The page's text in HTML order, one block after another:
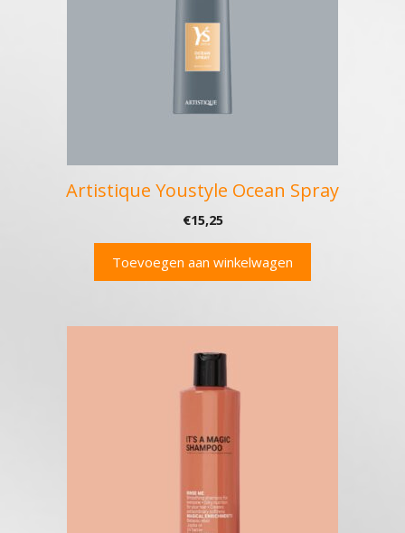
Artistique Youstyle Ocean Spray
€15,25
Toevoegen aan winkelwagen